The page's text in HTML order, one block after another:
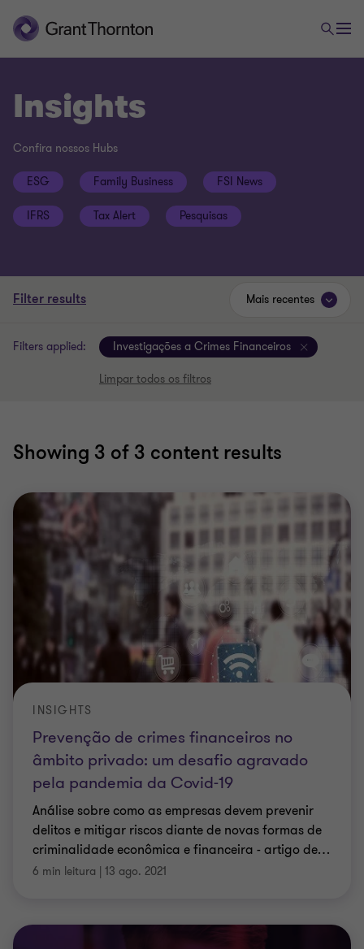
Insights
Confira nossos Hubs
ESG Family Business FSI News
IFRS Tax Alert Pesquisas
Filter results
Filters applied: Investigações a Crimes Financeiros
Limpar todos os filtros
Showing 3 of 3 content results
Mais recentes
Prevenção de crimes financeiros no
âmbito privado: um desafio agravado
pela pandemia da Covid-19
INSIGHTS
Análise sobre como as empresas devem prevenir
delitos e mitigar riscos diante de novas formas de
criminalidade econômica e financeira - artigo de…
6 min leitura | 13 ago. 2021